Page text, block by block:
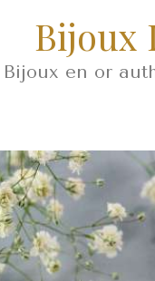
Bijoux
Bijoux en or